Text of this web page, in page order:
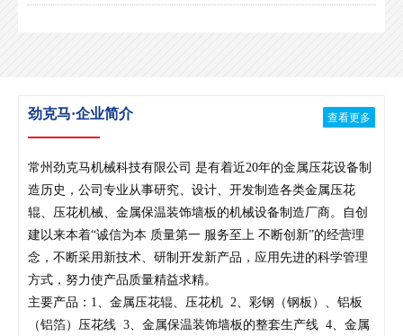
劲克马·企业简介 查看更多
常州劲克马机械科技有限公司 是有着近20年的金属压花设备制
造历史，公司专业从事研究、设计、开发制造各类金属压花
辊、压花机械、金属保温装饰墙板的机械设备制造厂商。自创
建以来本着“诚信为本 质量第一 服务至上 不断创新”的经营理
念，不断采用新技术、研制开发新产品，应用先进的科学管理
方式，努力使产品质量精益求精。
主要产品：1、金属压花辊、压花机 2、彩钢（钢板）、铝板
（铝箔）压花线 3、金属保温装饰墙板的整套生产线 4、金属